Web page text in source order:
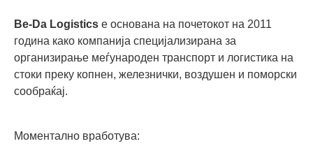
Be-Da Logistics е основана на почетокот на 2011
година како компанија специјализирана за
организирање меѓународен транспорт и логистика на
стоки преку копнен, железнички, воздушен и поморски
сообраќај.
Моментално вработува: